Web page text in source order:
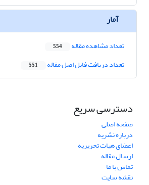
آمار
تعداد مشاهده مقاله 554
تعداد دریافت فایل اصل مقاله 551
دسترسی سریع
صفحه اصلی
درباره نشریه
اعضای هیات تحریریه
ارسال مقاله
تماس با ما
نقشه سایت